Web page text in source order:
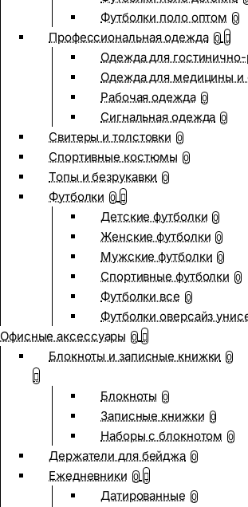
Футболки поло оптом 0
Профессиональная одежда 0
Одежда для
Одежда для медицины и
Рабочая одежда 0
Сигнальная одежда 0
Свитеры и толстовки 0
Спортивные костюмы 0
Топы и безрукавки 0
Футболки 0
Детские футболки 0
Женские футболки 0
Мужские футболки 0
Спортивные футболки 0
Футболки все 0
Футболки оверсайз
Офисные аксессуары 0
Блокноты и записные книжки 0
Блокноты 0
Записные книжки 0
Наборы с блокнотом 0
Держатели для бейджа 0
Ежедневники 0
Датированные 0